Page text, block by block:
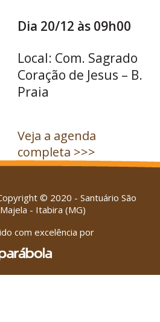
Dia 20/12 às 09h00
Local: Com. Sagrado
Coração de Jesus – B.
Praia
Veja a agenda
completa >>>
© 2020 - Santuário São
- Itabira (MG)
com excelência por